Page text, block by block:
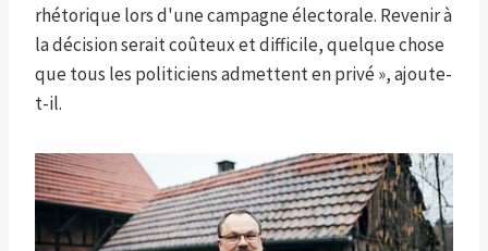
rhétorique lors d'une campagne électorale. Revenir à
la décision serait coûteux et difficile, quelque chose
que tous les politiciens admettent en privé », ajoute-
t-il.